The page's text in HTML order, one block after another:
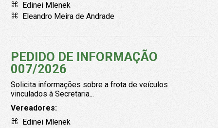
Edinei Mlenek
Eleandro Meira de Andrade
PEDIDO DE INFORMAÇÃO
007/2026
Solicita informações sobre a frota de veículos
vinculados à Secretaria...
Vereadores:
Edinei Mlenek